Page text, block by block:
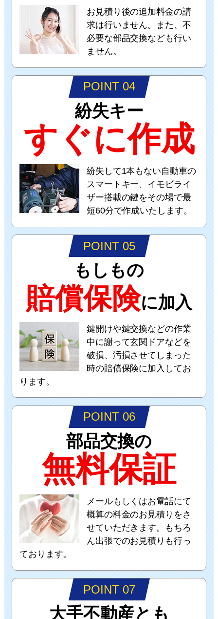
お見積り後の追加料金の請
求は行いません。また、不
必要な部品交換なども行い
ません。
POINT 04
紛失キー
すぐに作成
紛失して1本もない自動車の
スマートキー、イモビライ
ザー搭載の鍵をその場で最
短60分で作成いたします。
POINT 05
もしもの
賠償保険に加入
鍵開けや鍵交換などの作業
中に謝って玄関ドアなどを
破損、汚損させてしまった
時の賠償保険に加入してお
ります。
POINT 06
部品交換の
無料保証
メールもしくはお電話にて
概算の料金のお見積りをさ
せていただきます。もちろ
ん出張でのお見積りも行っ
ております。
POINT 07
大手不動産とも